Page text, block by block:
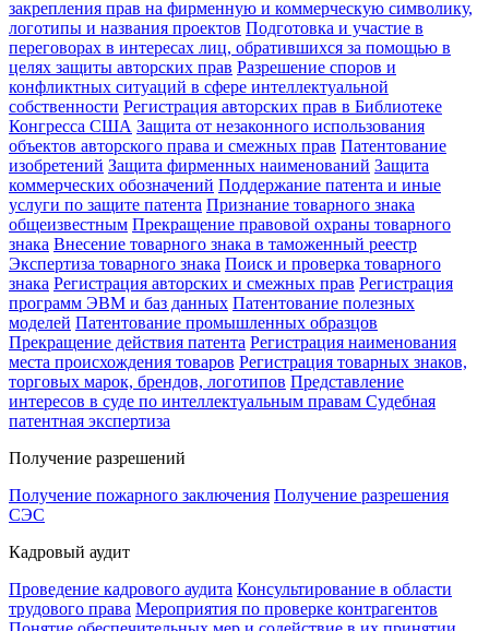
закрепления прав на фирменную и коммерческую символику,
логотипы и названия проектов Подготовка и участие в
переговорах в интересах лиц, обратившихся за помощью в
целях защиты авторских прав Разрешение споров и
конфликтных ситуаций в сфере интеллектуальной
собственности Регистрация авторских прав в Библиотеке
Конгресса США Защита от незаконного использования
объектов авторского права и смежных прав Патентование
изобретений Защита фирменных наименований Защита
коммерческих обозначений Поддержание патента и иные
услуги по защите патента Признание товарного знака
общеизвестным Прекращение правовой охраны товарного
знака Внесение товарного знака в таможенный реестр
Экспертиза товарного знака Поиск и проверка товарного
знака Регистрация авторских и смежных прав Регистрация
программ ЭВМ и баз данных Патентование полезных
моделей Патентование промышленных образцов
Прекращение действия патента Регистрация наименования
места происхождения товаров Регистрация товарных знаков,
торговых марок, брендов, логотипов Представление
интересов в суде по интеллектуальным правам Судебная
патентная экспертиза
Получение разрешений
Получение пожарного заключения Получение разрешения
СЭС
Кадровый аудит
Проведение кадрового аудита Консультирование в области
трудового права Мероприятия по проверке контрагентов